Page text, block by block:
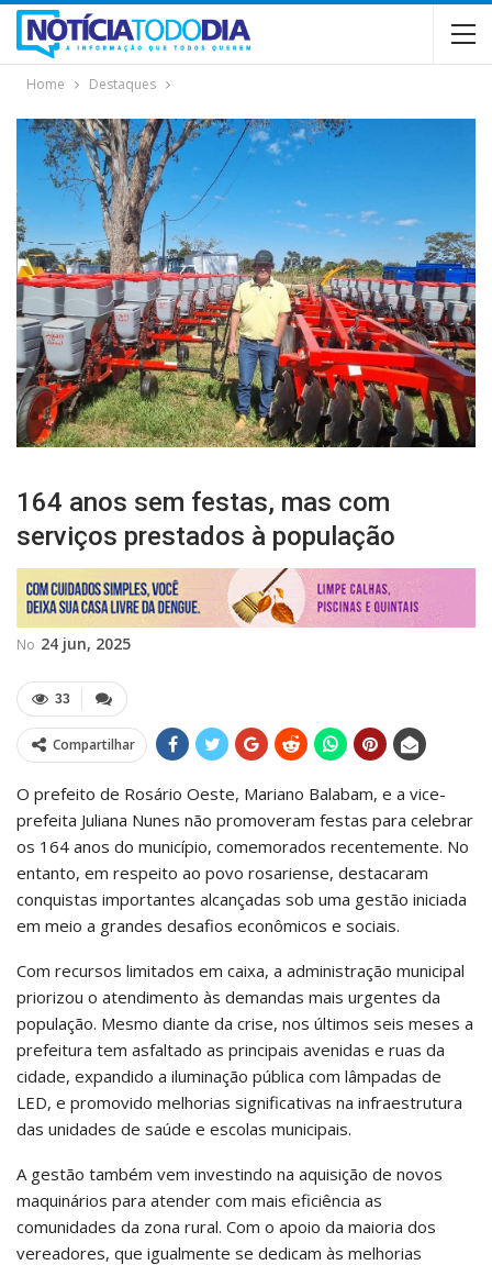
Home Destaques
164 anos sem festas, mas com
serviços prestados à população
No 24 jun, 2025
33
Compartilhar
O prefeito de Rosário Oeste, Mariano Balabam, e a vice-
prefeita Juliana Nunes não promoveram festas para celebrar
os 164 anos do município, comemorados recentemente. No
entanto, em respeito ao povo rosariense, destacaram
conquistas importantes alcançadas sob uma gestão iniciada
em meio a grandes desafios econômicos e sociais.
Com recursos limitados em caixa, a administração municipal
priorizou o atendimento às demandas mais urgentes da
população. Mesmo diante da crise, nos últimos seis meses a
prefeitura tem asfaltado as principais avenidas e ruas da
cidade, expandido a iluminação pública com lâmpadas de
LED, e promovido melhorias significativas na infraestrutura
das unidades de saúde e escolas municipais.
A gestão também vem investindo na aquisição de novos
maquinários para atender com mais eficiência as
comunidades da zona rural. Com o apoio da maioria dos
vereadores, que igualmente se dedicam às melhorias